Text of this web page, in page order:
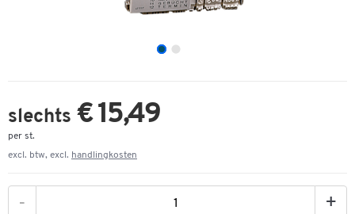
slechts € 15,49
per st.
excl. btw, excl. handlingkosten
- +